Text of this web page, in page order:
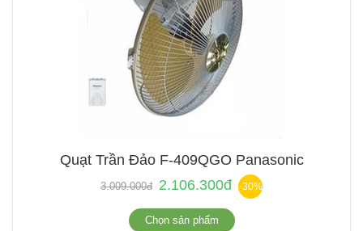
Quạt Trần Đảo F-409QGO Panasonic
3.009.000đ 2.106.300đ -30%
Chọn sản phẩm